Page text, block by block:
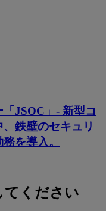
JSOC」- 新型コ
鉄壁のセキュリ
を導入。
てください